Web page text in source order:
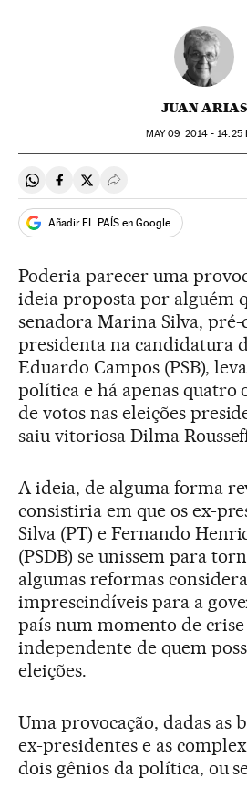
JUAN ARIAS
MAY09, 2014 - 14:25
Compartir en Whatsapp
Compartir en Facebook
Compartir en Twitter
Desplegar Redes
Añadir EL PAÍS en Google
Poderia parecer uma
ideia proposta por alguém
senadora Marina Silva,
presidenta na candidatura
Eduardo Campos (PSB),
política e há apenas quatro
de votos nas eleições
saiu vitoriosa Dilma
A ideia, de alguma forma
consistiria em que os ex-
Silva (PT) e Fernando
(PSDB) se unissem para
algumas reformas
imprescindíveis para a
país num momento de
independente de quem
eleições.
Uma provocação, dadas as
ex-presidentes e as
dois gênios da política, ou